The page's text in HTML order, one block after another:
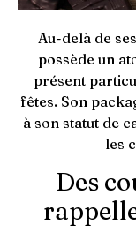
Au-delà de
possède un
présent
fêtes. Son
à son statut de
les
Des